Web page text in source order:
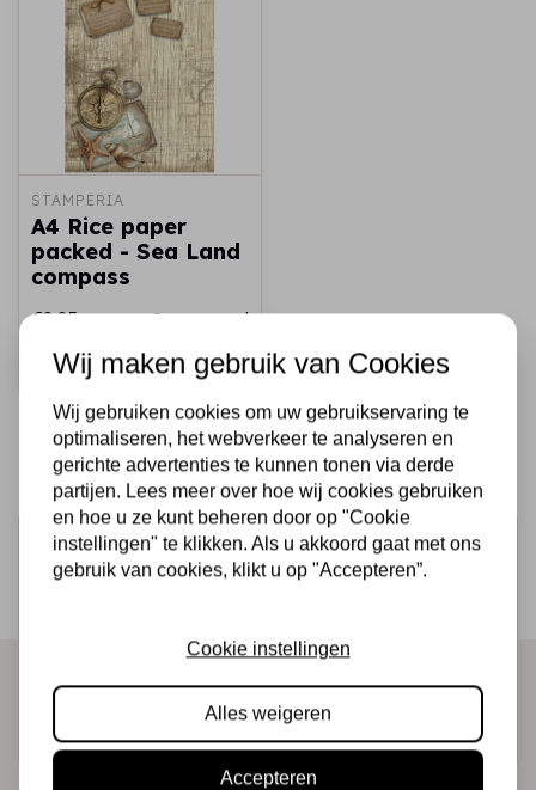
STAMPERIA
A4 Rice paper
packed - Sea Land
compass
€2,25 Op voorraad
Snel toevoegen
Schrijf je in voor de nieuwsbrief
Ontvang als eerste onze actie en nieuwe producten
Wij maken gebruik van Cookies
Wij gebruiken cookies om uw gebruikservaring te
optimaliseren, het webverkeer te analyseren en
gerichte advertenties te kunnen tonen via derde
partijen. Lees meer over hoe wij cookies gebruiken
en hoe u ze kunt beheren door op "Cookie
instellingen" te klikken. Als u akkoord gaat met ons
gebruik van cookies, klikt u op "Accepteren”.
Cookie instellingen
Alles weigeren
Accepteren